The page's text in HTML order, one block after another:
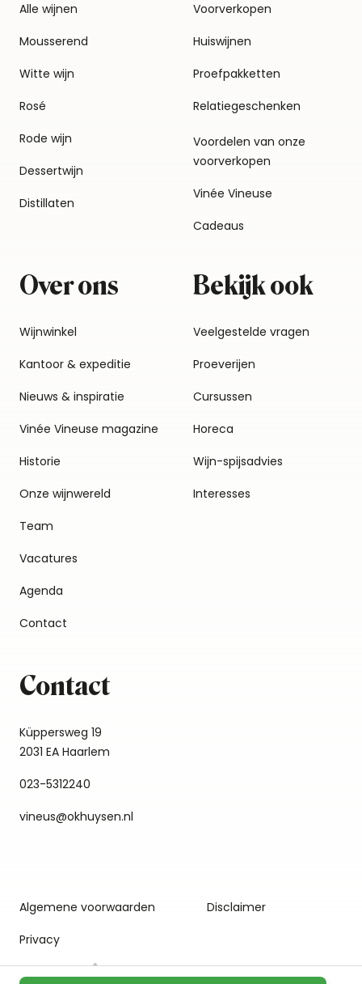
Alle wijnen
Mousserend
Witte wijn
Rosé
Rode wijn
Dessertwijn
Distillaten
Voorverkopen
Huiswijnen
Proefpakketten
Relatiegeschenken
Voordelen van onze
voorverkopen
Vinée Vineuse
Cadeaus
Over ons
Wijnwinkel
Kantoor & expeditie
Nieuws & inspiratie
Vinée Vineuse magazine
Historie
Onze wijnwereld
Team
Vacatures
Agenda
Contact
Bekijk ook
Veelgestelde vragen
Proeverijen
Cursussen
Horeca
Wijn-spijsadvies
Interesses
Contact
Küppersweg 19
2031 EA Haarlem
023-5312240
vineus@okhuysen.nl
Algemene voorwaarden
Disclaimer
Privacy